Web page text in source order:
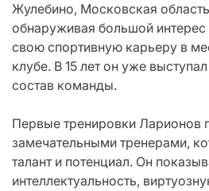
Жулебино, Московская
обнаруживая большой
свою спортивную карьеру в
клубе. В 15 лет он уже
состав команды.
Первые тренировки Ларионов
замечательными тренерами,
талант и потенциал. Он
интеллектуальность,